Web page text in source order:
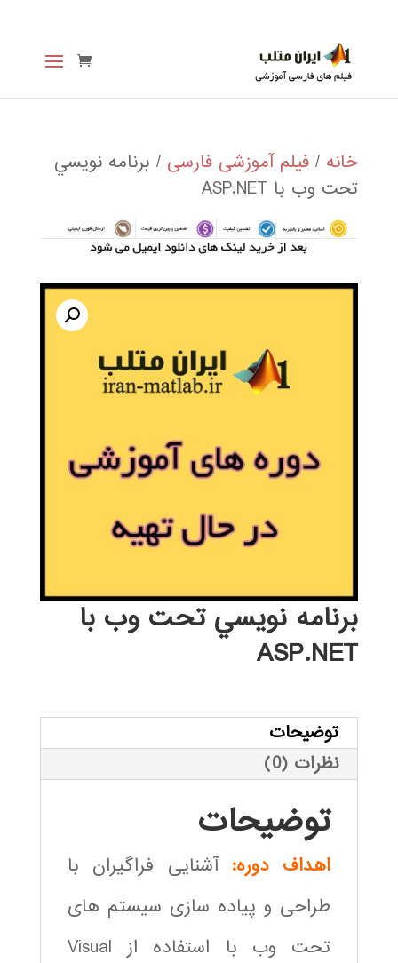
خانه / فیلم آموزشی فارسی / برنامه نويسي
تحت وب با ASP.NET
برنامه نويسي تحت وب با
ASP.NET
توضیحات
نظرات (0)
توضیحات
اهداف دوره: آشنایی فراگیران با
طراحی و پیاده سازی سیستم های
تحت وب با استفاده از Visual